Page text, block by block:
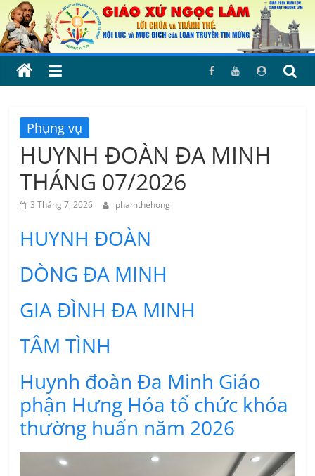
Skip
to
content
Phụng vụ
HUYNH ĐOÀN ĐA MINH
THÁNG 07/2026
3 Tháng 7, 2026 phamthehong
HUYNH ĐOÀN
DÒNG ĐA MINH
GIA ĐÌNH ĐA MINH
TÂM TÌNH
Huynh đoàn Đa Minh Giáo
phận Hưng Hóa tổ chức khóa
thường huấn năm 2026